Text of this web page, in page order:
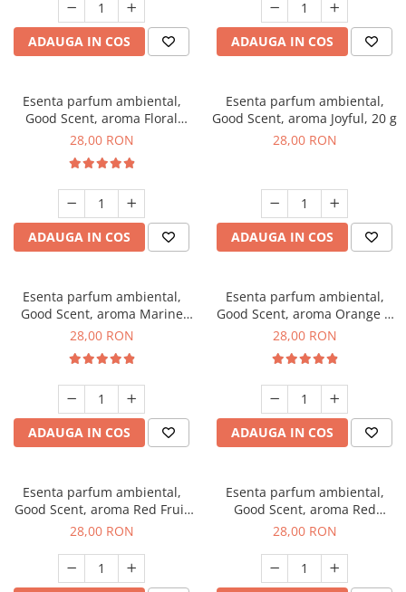
ADAUGA IN COS ADAUGA IN COS
Esenta parfum ambiental,
Good Scent, aroma Floral
Bouquet, 20 g
28,00 RON
ADAUGA IN COS
Esenta parfum ambiental,
Good Scent, aroma Joyful, 20 g
28,00 RON
ADAUGA IN COS
Esenta parfum ambiental,
Good Scent, aroma Marine
Breeze, 20 g
28,00 RON
ADAUGA IN COS
Esenta parfum ambiental,
Good Scent, aroma Orange &
Fresh Cinnamon, 20 g
28,00 RON
ADAUGA IN COS
Esenta parfum ambiental,
Good Scent, aroma Red Fruit
Bubble, 20 g
28,00 RON
Esenta parfum ambiental,
Good Scent, aroma Red
Grapes, 20 g
28,00 RON